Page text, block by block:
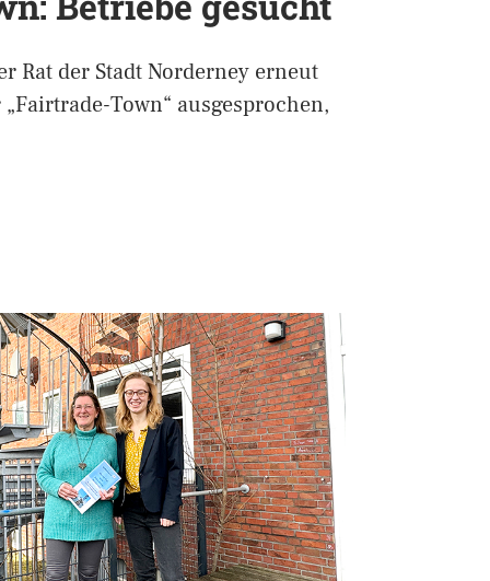
Rat der Stadt Norderney erneut
Town“ ausgesprochen,